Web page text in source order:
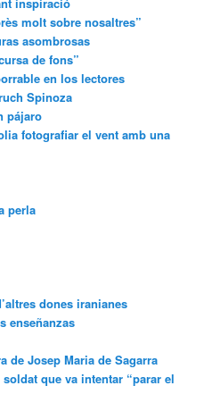
molt sobre nosaltres”
asombrosas
de fons”
en los lectores
Spinoza
pájaro
fotografiar el vent amb una
perla
dones iranianes
enseñanzas
de Josep Maria de Sagarra
que va intentar “parar el